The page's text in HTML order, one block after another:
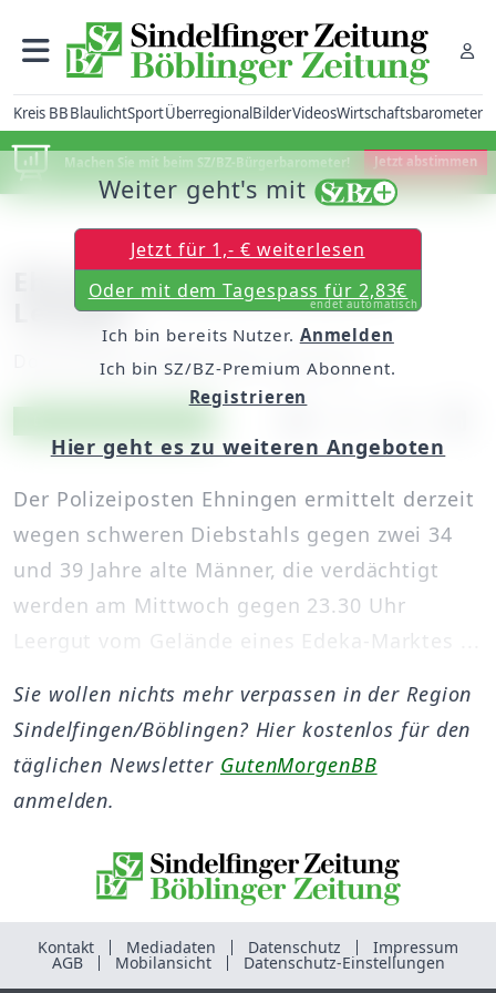
Kreis BBBlaulichtSportÜberregionalBilderVideosWirtschaftsbarometer
Machen Sie mit beim SZ/BZ-Bürgerbarometer! Jetzt abstimmen
Ehningen: Männer stehlen
Leergut
Donnerstag, 23. März 2017, 15:53 Uhr
Der Polizeiposten Ehningen ermittelt derzeit
wegen schweren Diebstahls gegen zwei 34
und 39 Jahre alte Männer, die verdächtigt
werden am Mittwoch gegen 23.30 Uhr
Leergut vom Gelände eines Edeka-Marktes ...
Weiter geht's mit
Jetzt für 1,- € weiterlesen
Oder mit dem Tagespass für 2,83€
endet automatisch
Ich bin bereits Nutzer. Anmelden
Ich bin SZ/BZ-Premium Abonnent.
Registrieren
Hier geht es zu weiteren Angeboten
Sie wollen nichts mehr verpassen in der Region
Sindelfingen/Böblingen? Hier kostenlos für den
täglichen Newsletter GutenMorgenBB
anmelden.
Kontakt Mediadaten Datenschutz Impressum
AGB Mobilansicht Datenschutz-Einstellungen